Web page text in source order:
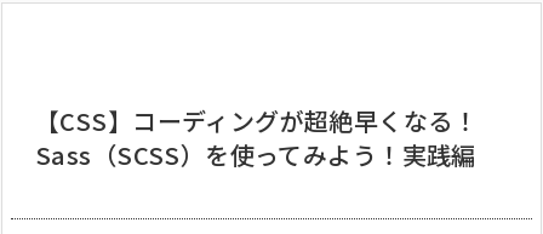
【CSS】コーディングが超絶早くなる！
Sass（SCSS）を使ってみよう！実践編